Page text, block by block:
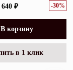
640 ₽ -30%
В корзину
в 1 клик